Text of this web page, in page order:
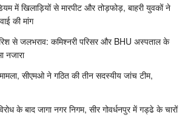
में खिलाड़ियों से मारपीट और तोड़फोड़, बाहरी युवकों ने
की मांग
से जलभराव: कमिश्नरी परिसर और BHU अस्पताल के
नजारा
सीएमओ ने गठित की तीन सदस्यीय जांच टीम,
के बाद जागा नगर निगम, सीर गोवर्धनपुर में गड्ढे के चारों